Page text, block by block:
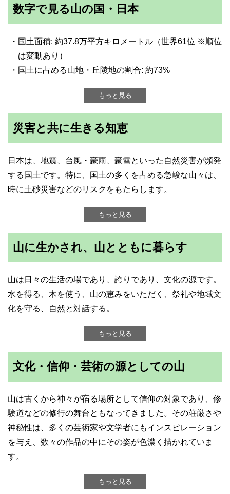
数字で見る山の国・日本
・国土面積: 約37.8万平方キロメートル（世界61位 ※順位
は変動あり）
・国土に占める山地・丘陵地の割合: 約73%
もっと見る
災害と共に生きる知恵
日本は、地震、台風・豪雨、豪雪といった自然災害が頻発
する国土です。特に、国土の多くを占める急峻な山々は、
時に土砂災害などのリスクをもたらします。
もっと見る
山に生かされ、山とともに暮らす
山は日々の生活の場であり、誇りであり、文化の源です。
水を得る、木を使う、山の恵みをいただく、祭礼や地域文
化を守る、自然と対話する。
もっと見る
文化・信仰・芸術の源としての山
山は古くから神々が宿る場所として信仰の対象であり、修
験道などの修行の舞台ともなってきました。その荘厳さや
神秘性は、多くの芸術家や文学者にもインスピレーション
を与え、数々の作品の中にその姿が色濃く描かれていま
す。
もっと見る